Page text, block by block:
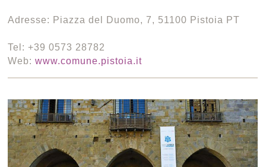
Adresse: Piazza del Duomo, 7, 51100 Pistoia PT
Tel: +39 0573 28782
Web:www.comune.pistoia.it